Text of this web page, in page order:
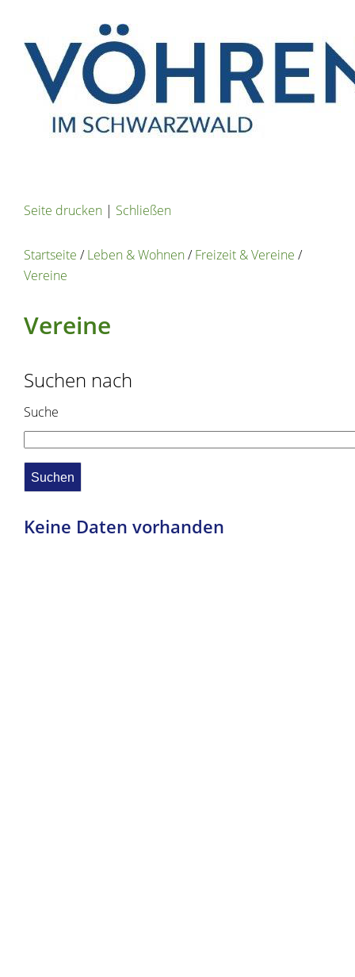
Seite drucken | Schließen
Startseite /Leben & Wohnen/Freizeit & Vereine /
Vereine
Vereine
Suchen nach
Suche
Keine Daten vorhanden